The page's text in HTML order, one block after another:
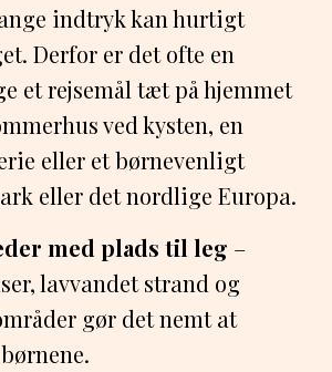
indtryk kan hurtigt
Derfor er det ofte en
et rejsemål tæt på hjemmet
ved kysten, en
eller et børnevenligt
eller det nordlige Europa.
med plads til leg –
lavvandet strand og
gør det nemt at